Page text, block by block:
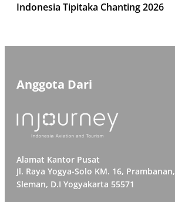
Indonesia Tipitaka Chanting 2026
Anggota Dari
Alamat Kantor Pusat
Jl. Raya Yogya-Solo KM. 16, Prambanan,
Sleman, D.I Yogyakarta 55571